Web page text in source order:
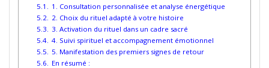
1. Consultation personnalisée et analyse énergétique
2. Choix du rituel adapté à votre histoire
3. Activation du rituel dans un cadre sacré
4. Suivi spirituel et accompagnement émotionnel
5. Manifestation des premiers signes de retour
En résumé :